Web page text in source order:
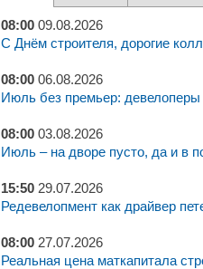
08:00 09.08.2026
С Днём строителя, дорогие
08:00 06.08.2026
Июль без премьер: девелоперы
08:00 03.08.2026
Июль – на дворе пусто, да и в
15:50 29.07.2026
Редевелопмент как драйвер
08:00 27.07.2026
Реальная цена маткапитала